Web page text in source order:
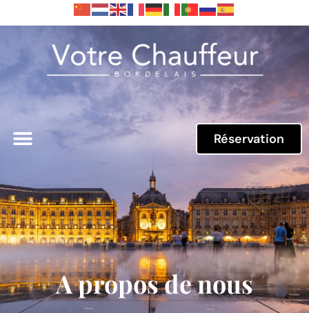
Réservation
A propos
A propos de nous